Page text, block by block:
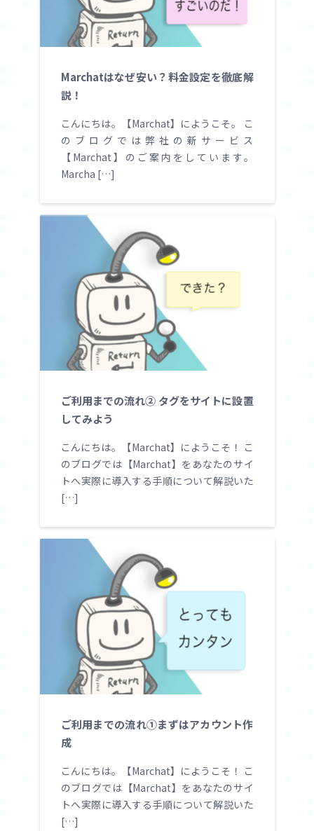
Marchatはなぜ安い？料金設定を徹底解
説！
こんにちは。【Marchat】にようこそ。 こ
のブログでは弊社の新サービス
【Marchat】のご案内をしています。
Marcha […]
ご利用までの流れ② タグをサイトに設置
してみよう
こんにちは。【Marchat】にようこそ！ こ
のブログでは【Marchat】をあなたのサイ
トへ実際に導入する手順について解説いた
[…]
ご利用までの流れ①まずはアカウント作
成
こんにちは。【Marchat】にようこそ！ こ
のブログでは【Marchat】をあなたのサイ
トへ実際に導入する手順について解説いた
[…]